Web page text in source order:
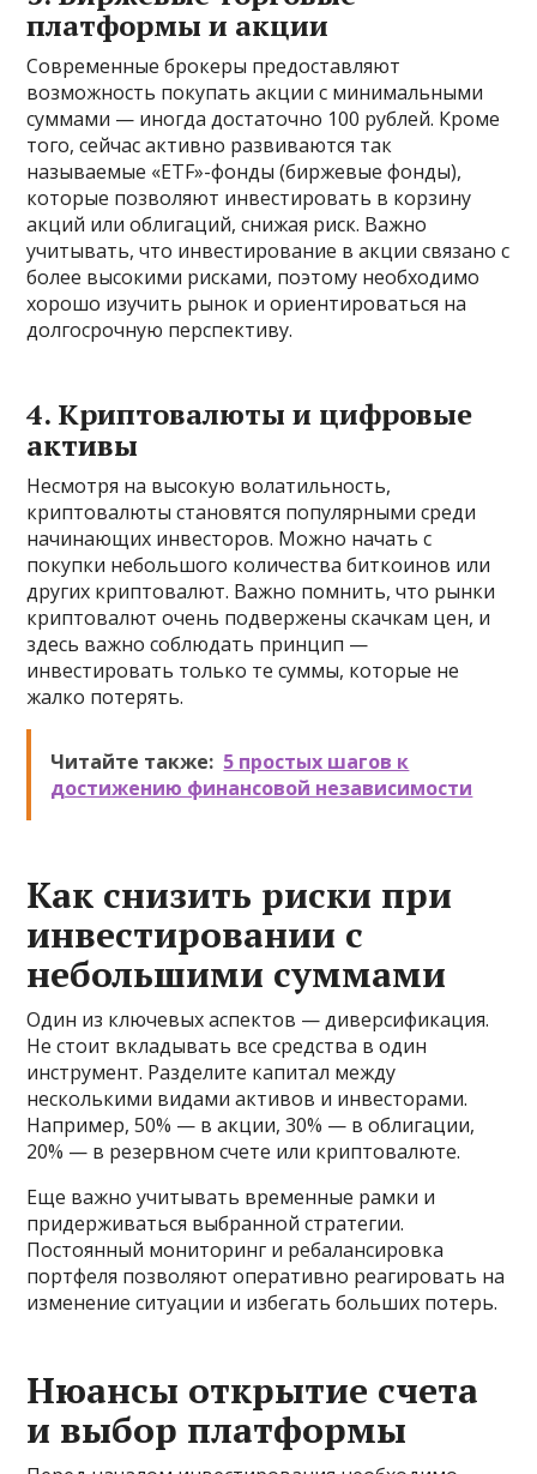
платформы и акции
Современные брокеры предоставляют
возможность покупать акции с минимальными
суммами — иногда достаточно 100 рублей. Кроме
того, сейчас активно развиваются так
называемые «ETF»-фонды (биржевые фонды),
которые позволяют инвестировать в корзину
акций или облигаций, снижая риск. Важно
учитывать, что инвестирование в акции связано с
более высокими рисками, поэтому необходимо
хорошо изучить рынок и ориентироваться на
долгосрочную перспективу.
4. Криптовалюты и цифровые
активы
Несмотря на высокую волатильность,
криптовалюты становятся популярными среди
начинающих инвесторов. Можно начать с
покупки небольшого количества биткоинов или
других криптовалют. Важно помнить, что рынки
криптовалют очень подвержены скачкам цен, и
здесь важно соблюдать принцип —
инвестировать только те суммы, которые не
жалко потерять.
Читайте также: 5 простых шагов к
достижению финансовой независимости
Как снизить риски при
инвестировании с
небольшими суммами
Один из ключевых аспектов — диверсификация.
Не стоит вкладывать все средства в один
инструмент. Разделите капитал между
несколькими видами активов и инвесторами.
Например, 50% — в акции, 30% — в облигации,
20% — в резервном счете или криптовалюте.
Еще важно учитывать временные рамки и
придерживаться выбранной стратегии.
Постоянный мониторинг и ребалансировка
портфеля позволяют оперативно реагировать на
изменение ситуации и избегать больших потерь.
Нюансы открытие счета
и выбор платформы